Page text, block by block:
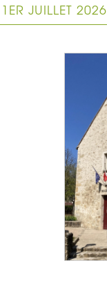
JUILLET 2026